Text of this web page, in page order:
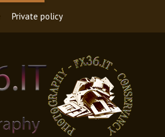
Private policy